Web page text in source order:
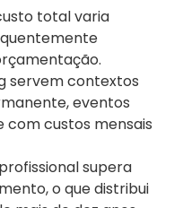
total varia
servem contextos
eventos
com custos mensais
supera
o que distribui